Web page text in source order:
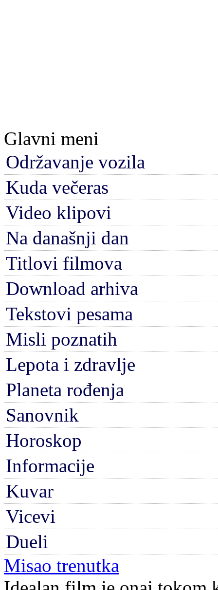
Glavni meni
Održavanje vozila
Kuda večeras
Video klipovi
Na današnji dan
Titlovi filmova
Download arhiva
Tekstovi pesama
Misli poznatih
Lepota i zdravlje
Planeta rođenja
Sanovnik
Horoskop
Informacije
Kuvar
Vicevi
Dueli
Misao trenutka